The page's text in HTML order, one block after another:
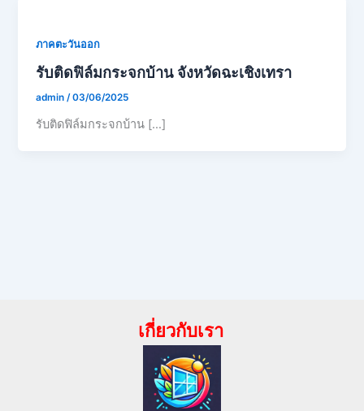
ภาคตะวันออก
รับติดฟิล์มกระจกบ้าน จังหวัดฉะเชิงเทรา
admin /03/06/2025
รับติดฟิล์มกระจกบ้าน […]
เกี่ยวกับเรา